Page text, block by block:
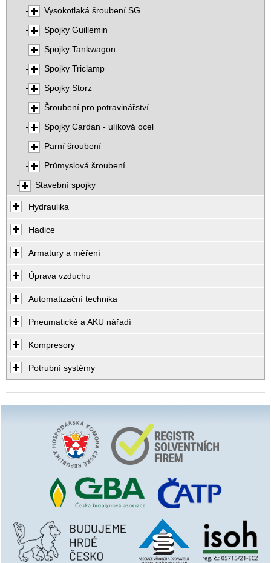
Vysokotlaká šroubení SG
Spojky Guillemin
Spojky Tankwagon
Spojky Triclamp
Spojky Storz
Šroubení pro potravinářství
Spojky Cardan - ulíková ocel
Parní šroubení
Průmyslová šroubení
Stavební spojky
Hydraulika
Hadice
Armatury a měření
Úprava vzduchu
Automatizační technika
Pneumatické a AKU nářadí
Kompresory
Potrubní systémy